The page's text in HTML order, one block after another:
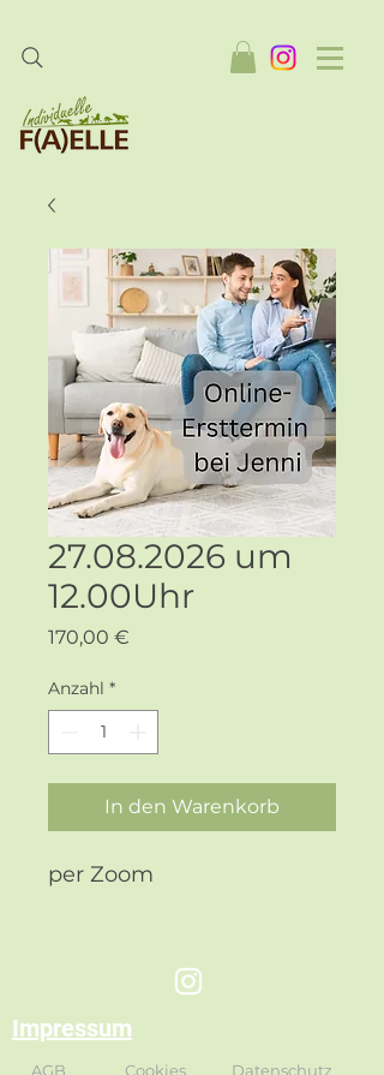
27.08.2026 um
12.00Uhr
170,00 €
Anzahl *
In den Warenkorb
per Zoom
Impressum
AGB Cookies Datenschutz